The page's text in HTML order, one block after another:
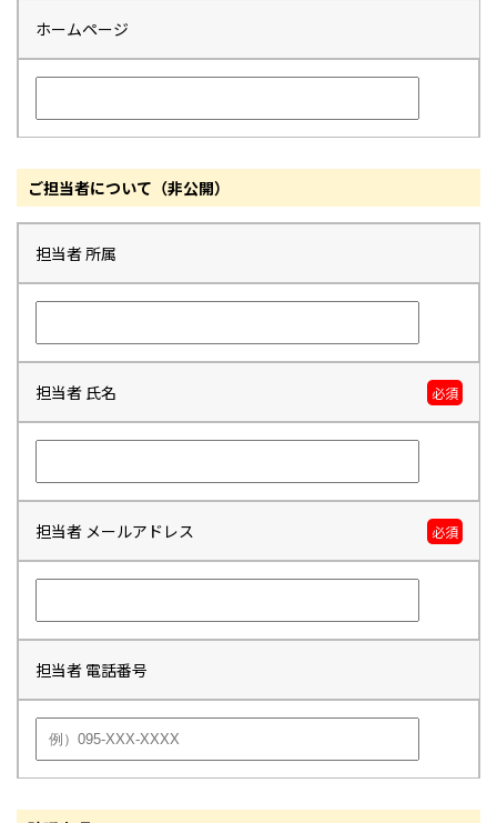
ホームページ
ご担当者について（非公開）
担当者 所属
担当者 氏名 必須
担当者 メールアドレス 必須
担当者 電話番号